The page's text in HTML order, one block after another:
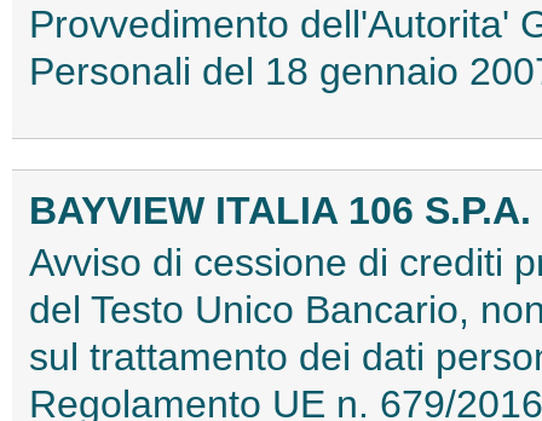
Provvedimento dell'Autorita'
Personali del 18 gennaio
BAYVIEW ITALIA 106 S.P.A.
Avviso di cessione di crediti
del Testo Unico Bancario,
sul trattamento dei dati
Regolamento UE n. 679/